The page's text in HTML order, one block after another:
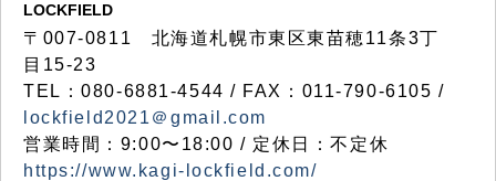
LOCKFIELD
〒007-0811 北海道札幌市東区東苗穂11条3丁
目15-23
TEL：080-6881-4544 / FAX：011-790-6105 /
lockfield2021＠gmail.com
営業時間：9:00〜18:00 / 定休日：不定休
https://www.kagi-lockfield.com/